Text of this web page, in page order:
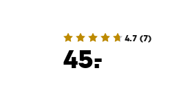
4.7 (7)
45.
-